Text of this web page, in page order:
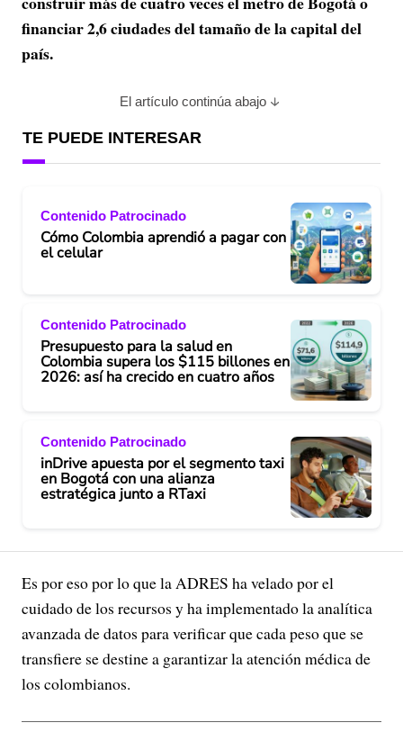
financiar 2,6 ciudades del tamaño de la capital del
país.
El artículo continúa abajo
TE PUEDE INTERESAR
Contenido Patrocinado
Cómo Colombia aprendió a pagar con
el celular
Contenido Patrocinado
Presupuesto para la salud en
Colombia supera los $115 billones en
2026: así ha crecido en cuatro años
Contenido Patrocinado
inDrive apuesta por el segmento taxi
en Bogotá con una alianza
estratégica junto a RTaxi
Es por eso por lo que la ADRES ha velado por el
cuidado de los recursos y ha implementado la analítica
avanzada de datos para verificar que cada peso que se
transfiere se destine a garantizar la atención médica de
los colombianos.